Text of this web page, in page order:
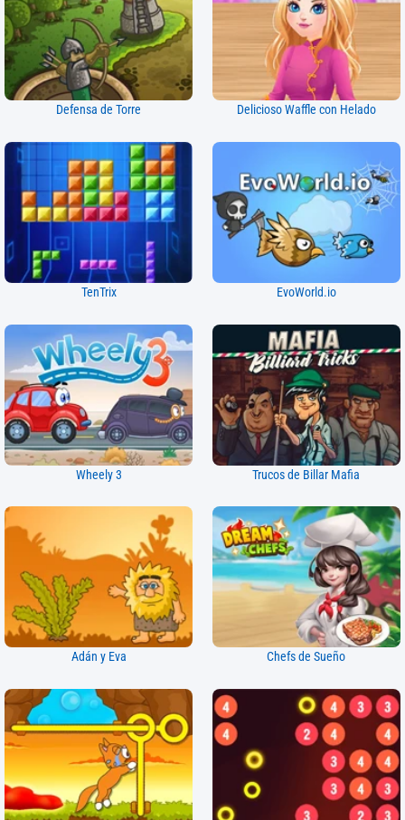
Defensa de Torre Delicioso Waffle con Helado
TenTrix EvoWorld.io
Wheely 3 Trucos de Billar Mafia
Adán y Eva Chefs de Sueño